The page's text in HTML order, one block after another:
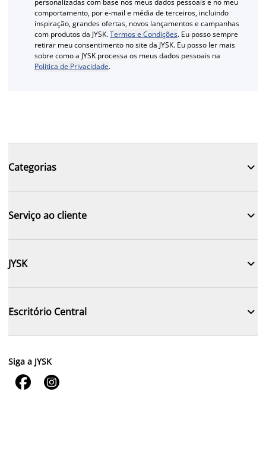
comportamento, por e-mail e média de terceiros, incluindo
inspiração, grandes ofertas, novos lançamentos e campanhas
com produtos da JYSK.Termos e Condições. Eu posso sempre
retirar meu consentimento no site da JYSK. Eu posso ler mais
sobre como a JYSK processa os meus dados pessoais na
Política de Privacidade.
Categorias 
Serviço ao cliente 
JYSK 
Escritório Central 
Siga a JYSK
 